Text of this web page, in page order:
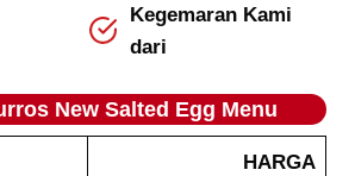
Kegemaran Kami
dari
New Salted Egg Menu
HARGA